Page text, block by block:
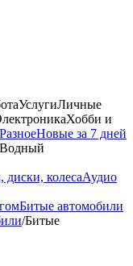
УслугиЛичные
Хобби и
РазноеНовые за 7 дней
Водный
колесаАудио
Битые автомобили
/Битые